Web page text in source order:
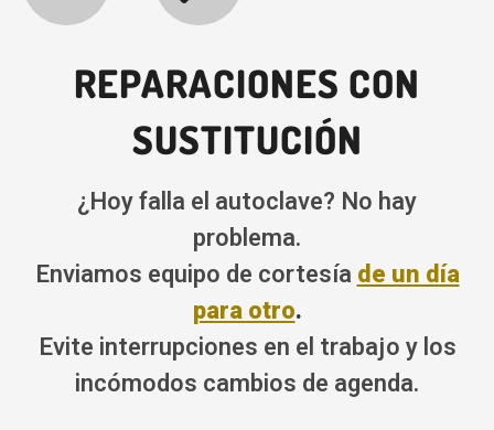
REPARACIONES CON
SUSTITUCIÓN
¿Hoy falla el autoclave? No hay
problema.
Enviamos equipo de cortesía de un día
para otro.
Evite interrupciones en el trabajo y los
incómodos cambios de agenda.